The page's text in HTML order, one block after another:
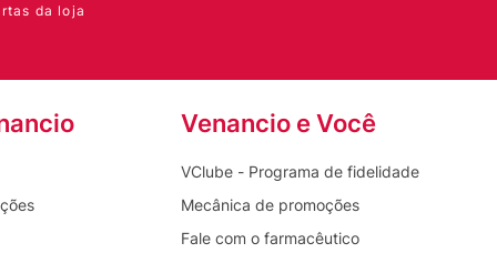
da loja
Venancio e Você
VClube - Programa de fidelidade
Mecânica de promoções
Fale com o farmacêutico